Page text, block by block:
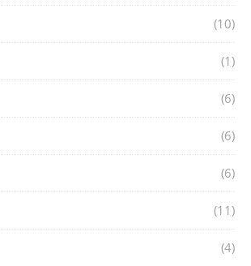
(10)
(1)
(6)
(6)
(6)
(11)
(4)